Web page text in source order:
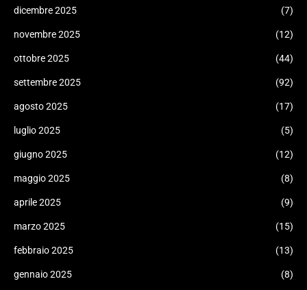
dicembre 2025 (7)
novembre 2025 (12)
ottobre 2025 (44)
settembre 2025 (92)
agosto 2025 (17)
luglio 2025 (5)
giugno 2025 (12)
maggio 2025 (8)
aprile 2025 (9)
marzo 2025 (15)
febbraio 2025 (13)
gennaio 2025 (8)